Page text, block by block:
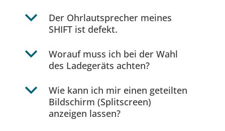
b
Der Ohrlautsprecher meines
SHIFT ist defekt.
b
Worauf muss ich bei der Wahl
des Ladegeräts achten?
b
Wie kann ich mir einen geteilten
Bildschirm (Splitscreen)
anzeigen lassen?